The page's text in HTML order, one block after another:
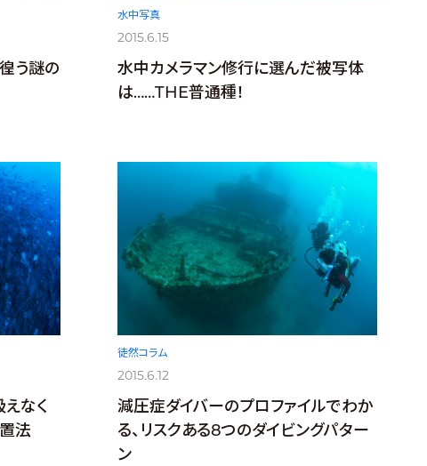
う謎の
水中写真
2015.6.15
水中カメラマン修行に選んだ被写体
は……THE普通種！
なく
法
徒然コラム
2015.6.12
減圧症ダイバーのプロファイルでわか
る、リスクある8つのダイビングパター
ン